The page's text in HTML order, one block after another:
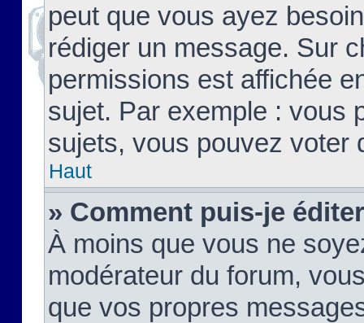
peut que vous ayez
rédiger un message. Sur
permissions est affichée
sujet. Par exemple : vous
sujets, vous pouvez voter
Haut
» Comment puis-je
À moins que vous ne
modérateur du forum,
que vos propres